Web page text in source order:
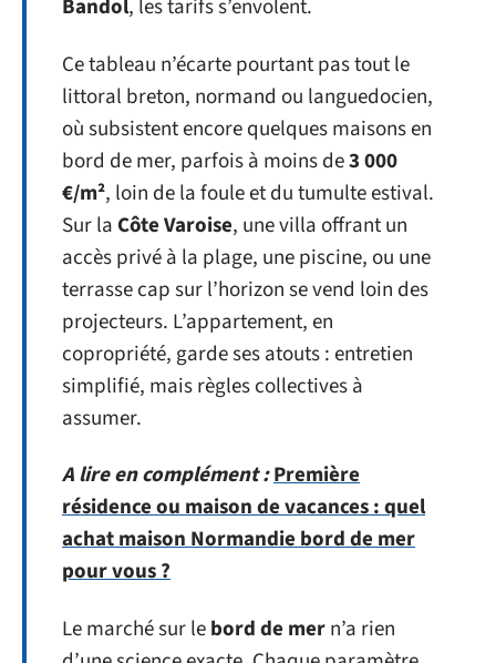
Bandol, les tarifs s’envolent.
Ce tableau n’écarte pourtant pas tout le
littoral breton, normand ou languedocien,
où subsistent encore quelques maisons en
bord de mer, parfois à moins de3 000
€/m², loin de la foule et du tumulte estival.
Sur la Côte Varoise, une villa offrant un
accès privé à la plage, une piscine, ou une
terrasse cap sur l’horizon se vend loin des
projecteurs. L’appartement, en
copropriété, garde ses atouts : entretien
simplifié, mais règles collectives à
assumer.
A lire en complément :Première
résidence ou maison de vacances : quel
achat maison Normandie bord de mer
pour vous ?
Le marché sur lebord de mern’a rien